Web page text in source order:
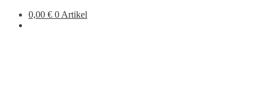
0,00 € 0 Artikel